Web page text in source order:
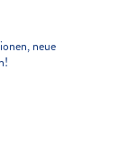
neue